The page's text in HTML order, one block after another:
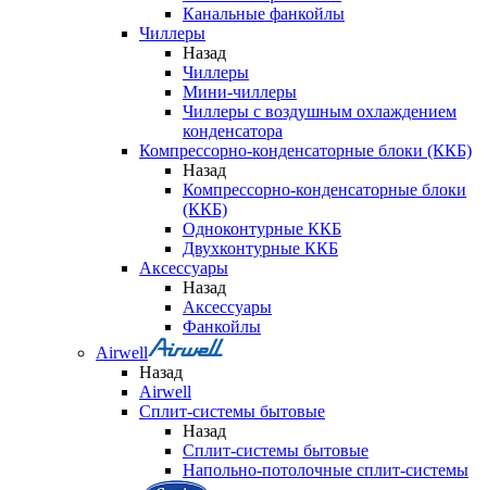
Канальные фанкойлы
Чиллеры
Назад
Чиллеры
Мини-чиллеры
Чиллеры с воздушным охлаждением
конденсатора
Компрессорно-конденсаторные блоки (ККБ)
Назад
Компрессорно-конденсаторные блоки
(ККБ)
Одноконтурные ККБ
Двухконтурные ККБ
Аксессуары
Назад
Аксессуары
Фанкойлы
Airwell
Назад
Airwell
Сплит-системы бытовые
Назад
Сплит-системы бытовые
Напольно-потолочные сплит-системы